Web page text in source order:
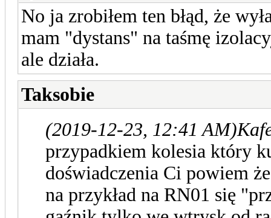
No ja zrobiłem ten błąd, że
mam "dystans" na taśmę
ale działa.
Taksobie
(2019-12-23, 12:41 AM)
przypadkiem kolesia który
doświadczenia Ci powiem
na przykład na RN01 się